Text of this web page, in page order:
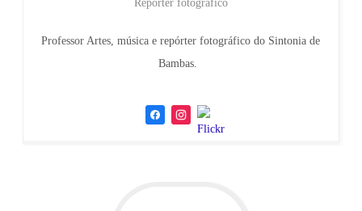
Repórter fotográfico
Professor Artes, música e repórter fotográfico do Sintonia de
Bambas.